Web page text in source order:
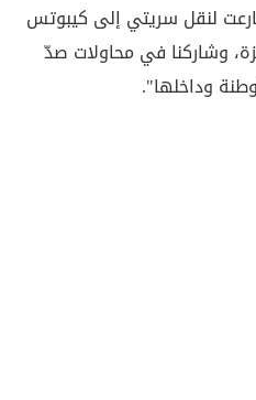
لنقل سريتي إلى كيبوتس
وشاركنا في محاولات صدّ
وداخلها".